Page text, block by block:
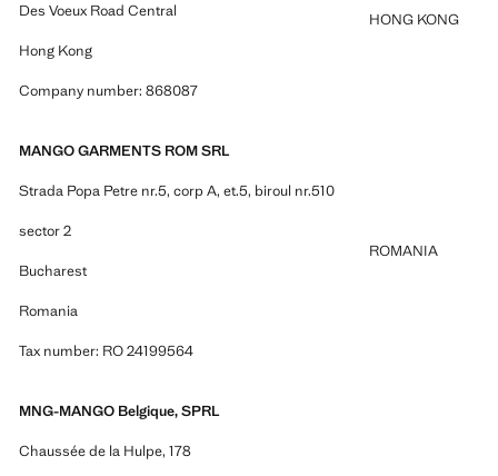
Des Voeux Road Central
Hong Kong
Company number: 868087
HONG KONG
MANGO GARMENTS ROM SRL
Strada Popa Petre nr.5, corp A, et.5, biroul nr.510
sector 2
Bucharest
Romania
Tax number: RO 24199564
ROMANIA
MNG-MANGO Belgique, SPRL
Chaussée de la Hulpe, 178